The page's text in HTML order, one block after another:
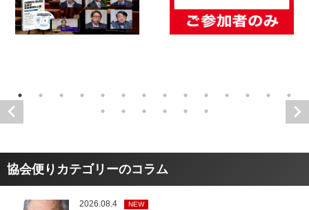
協会便りカテゴリーのコラム
2026.08.4 NEW